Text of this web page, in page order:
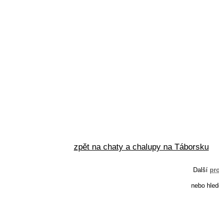
zpět na chaty a chalupy na Táborsku
Další
nebo